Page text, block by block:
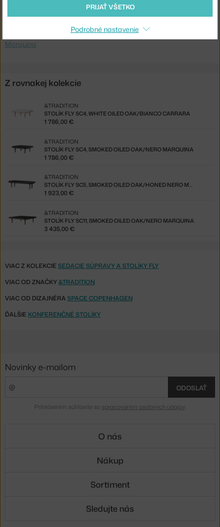
Shopping from the EU? Switch toFly SC4, smoked oak/Nero
Marquina
Z rovnakej kolekcie
STOLÍK FLY SC4, WHITE OILED OAK/BIANCO CARRARA
&TRADITION
1 786,00 €
STOLÍK FLY SC4, SMOKED OILED OAK/NERO MARQUINA
&TRADITION
1 786,00 €
STOLÍK FLY SC5, SMOKED OILED OAK/HONED NERO MARQUINA
&TRADITION
1 923,00 €
STOLÍK FLY SC11, SMOKED OILED OAK/NERO MARQUINA
&TRADITION
3 435,00 €
VIAC Z KOLEKCIE SEDACIE SÚPRAVY A STOLÍKY FLY
VIAC OD ZNAČKY&TRADITION
VIAC OD DIZAJNÉRA SPACE COPENHAGEN
ĎALŠIE KONFERENČNÉ STOLÍKY
PRIJAŤ VŠETKO
Podrobné nastavenie
Novinky e-mailom
ODOSLAŤ
Prihlásením súhlasíte so spracovaním osobných údajov.
O nás
Nákup
Sortiment
Sledujte nás